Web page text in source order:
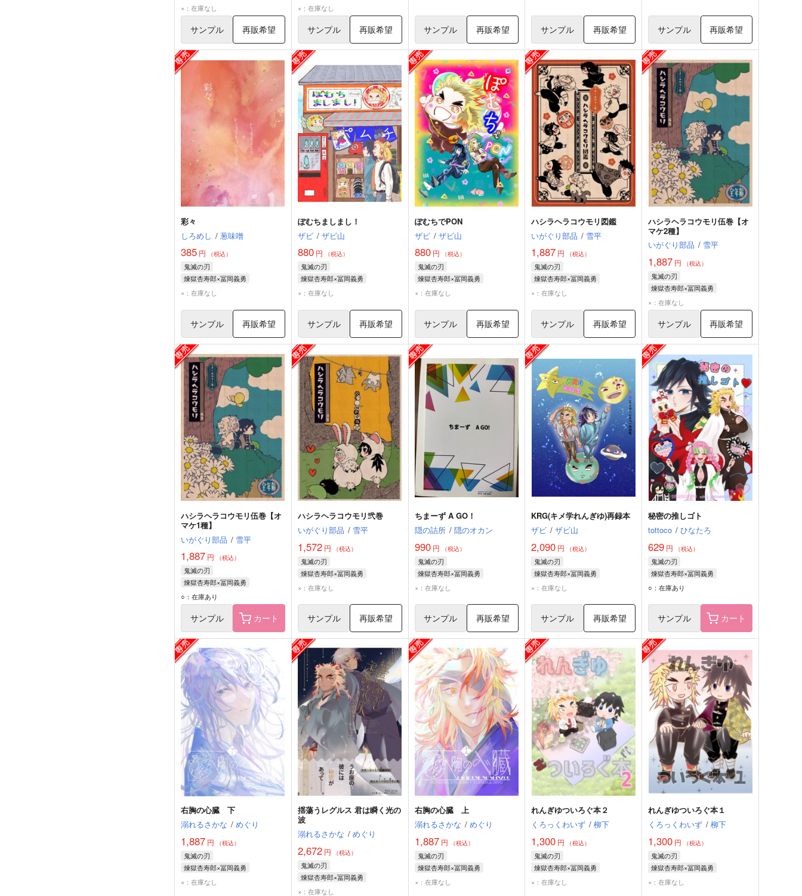
煉獄杏寿郎
×：在庫なし
サンプル 再販希望
煉獄杏寿郎
×：在庫なし
サンプル 再販希望 サンプル 再販希望 サンプル 再販希望 サンプル 再販希望
彩々
しろめし / 葱味噌
385 円 （税込）
鬼滅の刃
煉獄杏寿郎×冨岡義勇
煉獄杏寿郎
×：在庫なし
サンプル 再販希望
ぽむちましまし！
ザビ / ザビ山
880円 （税込）
鬼滅の刃
煉獄杏寿郎×冨岡義勇
煉獄杏寿郎
×：在庫なし
サンプル 再販希望
ぽむちでPON
ザビ / ザビ山
880円 （税込）
鬼滅の刃
煉獄杏寿郎×冨岡義勇
煉獄杏寿郎
×：在庫なし
サンプル 再販希望
ハシラヘラコウモリ図鑑
いがぐり部品 / 雪平
1,887 円 （税込）
鬼滅の刃
煉獄杏寿郎×冨岡義勇
煉獄杏寿郎
×：在庫なし
サンプル 再販希望
ハシラヘラコウモリ伍巻【オ
マケ2種】
いがぐり部品 / 雪平
1,887 円 （税込）
鬼滅の刃
煉獄杏寿郎×冨岡義勇
煉獄杏寿郎
×：在庫なし
サンプル 再販希望
ハシラヘラコウモリ伍巻【オ
マケ1種】
いがぐり部品 / 雪平
1,887 円 （税込）
鬼滅の刃
煉獄杏寿郎×冨岡義勇
煉獄杏寿郎
○：在庫あり
サンプル カート
ハシラヘラコウモリ弐巻
いがぐり部品 / 雪平
1,572円 （税込）
鬼滅の刃
煉獄杏寿郎×冨岡義勇
煉獄杏寿郎
×：在庫なし
サンプル 再販希望
ちまーず A GO！
隠の詰所 / 隠のオカン
990円 （税込）
鬼滅の刃
煉獄杏寿郎×冨岡義勇
煉獄杏寿郎
×：在庫なし
サンプル 再販希望
KRG(キメ学れんぎゆ)再録本
ザビ / ザビ山
2,090 円 （税込）
鬼滅の刃
煉獄杏寿郎×冨岡義勇
煉獄杏寿郎
×：在庫なし
サンプル 再販希望
秘密の推しゴト
tottoco / ひなたろ
629 円 （税込）
鬼滅の刃
煉獄杏寿郎×冨岡義勇
冨岡義勇
○：在庫あり
サンプル カート
右胸の心臓 下
溺れるさかな / めぐり
1,887 円 （税込）
鬼滅の刃
煉獄杏寿郎×冨岡義勇
煉獄杏寿郎
×：在庫なし
揺蕩うレグルス 君は瞬く光の
波
溺れるさかな / めぐり
2,672円 （税込）
鬼滅の刃
煉獄杏寿郎×冨岡義勇
煉獄杏寿郎
×：在庫なし
右胸の心臓 上
溺れるさかな / めぐり
1,887円 （税込）
鬼滅の刃
煉獄杏寿郎×冨岡義勇
煉獄杏寿郎
×：在庫なし
れんぎゆついろぐ本２
くろっくわいず / 柳下
1,300 円 （税込）
鬼滅の刃
煉獄杏寿郎×冨岡義勇
煉獄杏寿郎
×：在庫なし
れんぎゆついろぐ本１
くろっくわいず / 柳下
1,300 円 （税込）
鬼滅の刃
煉獄杏寿郎×冨岡義勇
煉獄杏寿郎
×：在庫なし